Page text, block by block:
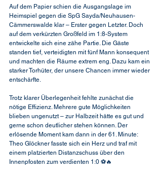
Auf dem Papier schien die Ausgangslage im
Heimspiel gegen die SpG Sayda/Neuhausen-
Cämmerswalde klar – Erster gegen Letzter. Doch
auf dem verkürzten Großfeld im 1:8-System
entwickelte sich eine zähe Partie. Die Gäste
standen tief, verteidigten mit fünf Mann konsequent
und machten die Räume extrem eng. Dazu kam ein
starker Torhüter, der unsere Chancen immer wieder
entschärfte.
Trotz klarer Überlegenheit fehlte zunächst die
nötige Effizienz. Mehrere gute Möglichkeiten
blieben ungenutzt – zur Halbzeit hätte es gut und
gerne schon deutlicher stehen können. Der
erlösende Moment kam dann in der 61. Minute:
Theo Glöckner fasste sich ein Herz und traf mit
einem platzierten Distanzschuss über den
Innenpfosten zum verdienten 1:0 ⚽🔥